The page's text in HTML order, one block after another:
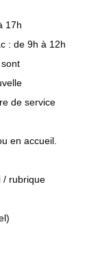
17h
: de 9h à 12h
de service
en accueil.
/ rubrique